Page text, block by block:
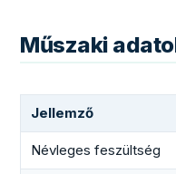
Műszaki
Jellemző
Névleges feszültség